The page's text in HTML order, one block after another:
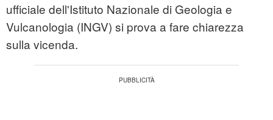
ufficiale dell'Istituto Nazionale di Geologia e
Vulcanologia (INGV) si prova a fare chiarezza
sulla vicenda.